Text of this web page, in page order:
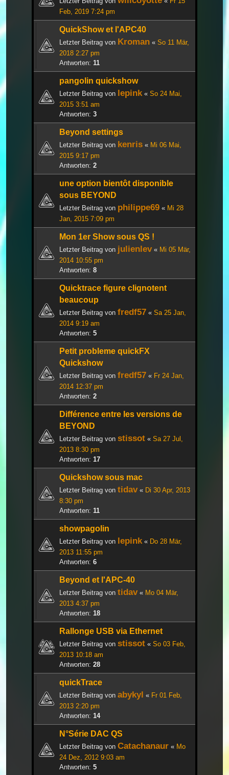
Feb, 2019 7:24 pm
QuickShow et l'APC40
Letzter Beitrag von Kroman « So 11 Mär,
2018 2:27 pm
Antworten: 11
pangolin quickshow
Letzter Beitrag von lepink« So 24 Mai,
2015 3:51 am
Antworten: 3
Beyond settings
Letzter Beitrag von kenris « Mi 06 Mai,
2015 9:17 pm
Antworten: 2
une option bientôt disponible
sous BEYOND
Letzter Beitrag von philippe69 « Mi 28
Jan, 2015 7:09 pm
Mon 1er Show sous QS !
Letzter Beitrag von julienlev« Mi 05 Mär,
2014 10:55 pm
Antworten: 8
Quicktrace figure clignotent
beaucoup
Letzter Beitrag von fredf57 « Sa 25 Jan,
2014 9:19 am
Antworten: 5
Petit probleme quickFX
Quickshow
Letzter Beitrag von fredf57 « Fr 24 Jan,
2014 12:37 pm
Antworten: 2
Différence entre les versions de
BEYOND
Letzter Beitrag von stissot « Sa 27 Jul,
2013 8:30 pm
Antworten: 17
Quickshow sous mac
Letzter Beitrag von tidav« Di 30 Apr, 2013
8:30 pm
Antworten: 11
showpagolin
Letzter Beitrag von lepink« Do 28 Mär,
2013 11:55 pm
Antworten: 6
Beyond et l'APC-40
Letzter Beitrag von tidav« Mo 04 Mär,
2013 4:37 pm
Antworten: 18
Rallonge USB via Ethernet
Letzter Beitrag von stissot « So 03 Feb,
2013 10:18 am
Antworten: 28
quickTrace
Letzter Beitrag von abykyl « Fr 01 Feb,
2013 2:20 pm
Antworten: 14
N°Série DAC QS
Letzter Beitrag von Catachanaur « Mo
24 Dez, 2012 9:03 am
Antworten: 5